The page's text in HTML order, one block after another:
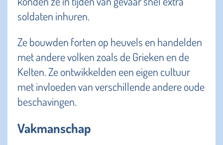
soldaten inhuren.
Ze bouwden forten op heuvels en handelden
met andere volken zoals de Grieken en de
Kelten. Ze ontwikkelden een eigen cultuur
met invloeden van verschillende andere oude
beschavingen.
Vakmanschap